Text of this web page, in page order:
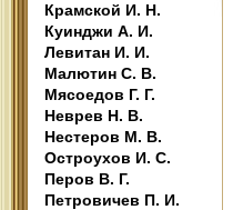
Крамской И. Н.
Куинджи А. И.
Левитан И. И.
Малютин С. В.
Мясоедов Г. Г.
Неврев Н. В.
Нестеров М. В.
Остроухов И. С.
Перов В. Г.
Петровичев П. И.